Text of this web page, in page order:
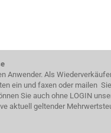
Anwender. Als
ein und faxen oder mailen
Sie auch ohne LOGIN
aktuell geltender